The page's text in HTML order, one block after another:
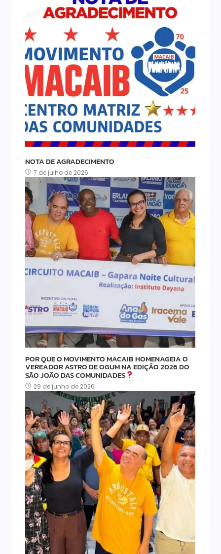
NOTA DE AGRADECIMENTO
7 de julho de 2026
POR QUE O MOVIMENTO MACAIB HOMENAGEIA O
VEREADOR ASTRO DE OGUM NA EDIÇÃO 2026 DO
SÃO JOÃO DAS COMUNIDADES
29 de junho de 2026